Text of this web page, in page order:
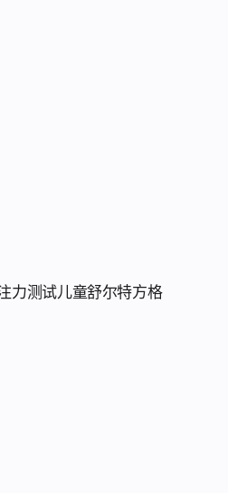
力测试儿童舒尔特方格